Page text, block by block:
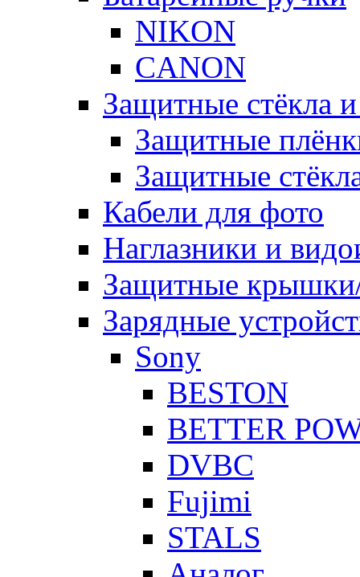
NIKON
CANON
Защитные стёкла
Защитные
Защитные
Кабели для фото
Наглазники и
Защитные
Зарядные
Sony
BESTON
BETTER
DVBC
Fujimi
STALS